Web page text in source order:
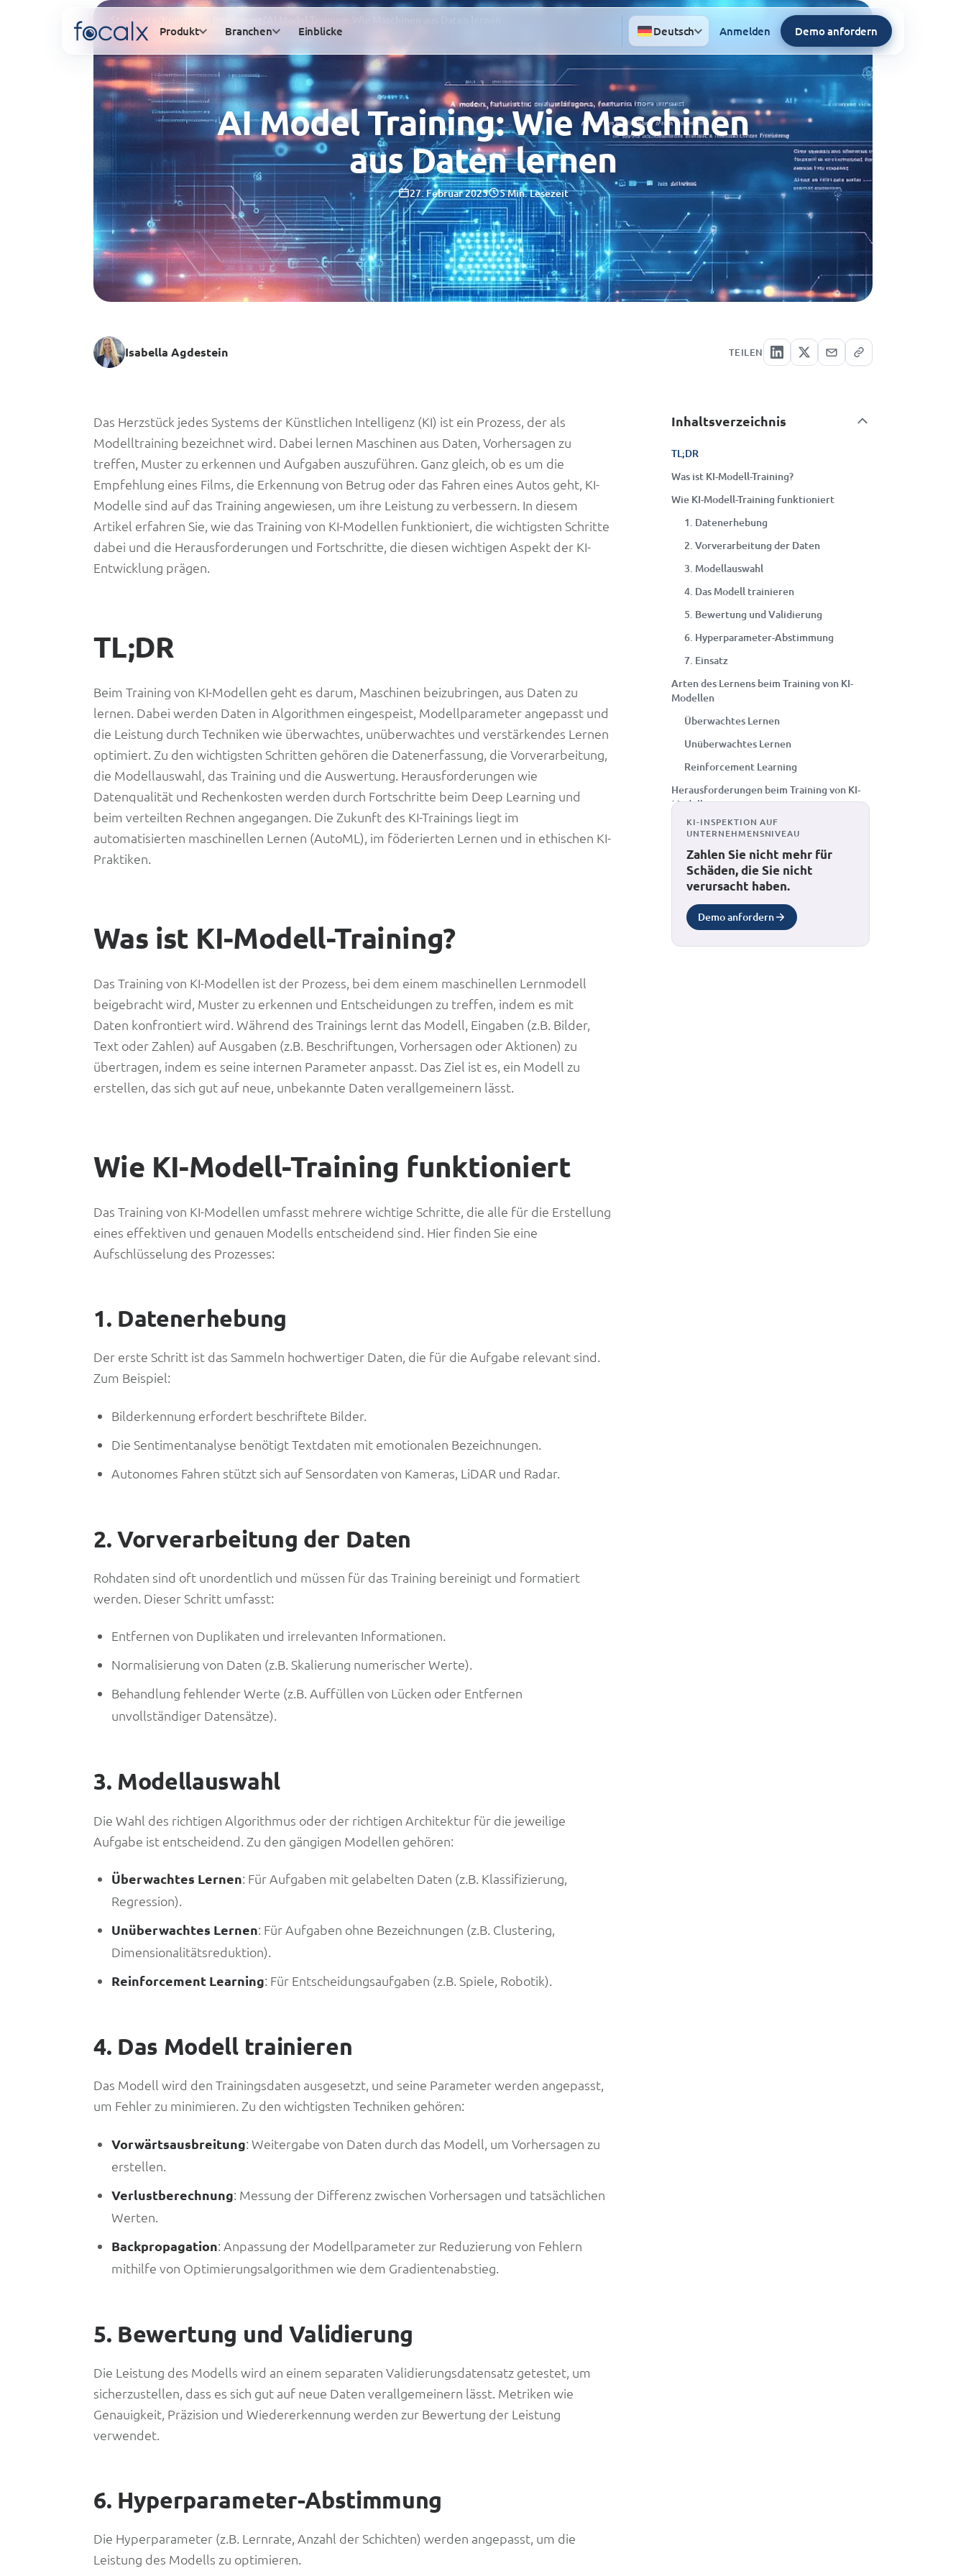
Produkt Branchen Einblicke Deutsch Anmelden Demo anfordern
Startseite
AI Model Training: Wie Maschinen
aus Daten lernen
27. Februar 2025 5 Min. Lesezeit
Isabella Agdestein TEILEN
AI
Model
Training:
Wie
Maschinen
Daten
lernen
Das Herzstück jedes Systems der Künstlichen Intelligenz (KI) ist ein Prozess, der als
Modelltraining bezeichnet wird. Dabei lernen Maschinen aus Daten, Vorhersagen zu
treffen, Muster zu erkennen und Aufgaben auszuführen. Ganz gleich, ob es um die
Empfehlung eines Films, die Erkennung von Betrug oder das Fahren eines Autos geht, KI-
Modelle sind auf das Training angewiesen, um ihre Leistung zu verbessern. In diesem
Artikel erfahren Sie, wie das Training von KI-Modellen funktioniert, die wichtigsten Schritte
dabei und die Herausforderungen und Fortschritte, die diesen wichtigen Aspekt der KI-
Entwicklung prägen.
TL;DR
Beim Training von KI-Modellen geht es darum, Maschinen beizubringen, aus Daten zu
lernen. Dabei werden Daten in Algorithmen eingespeist, Modellparameter angepasst und
die Leistung durch Techniken wie überwachtes, unüberwachtes und verstärkendes Lernen
optimiert. Zu den wichtigsten Schritten gehören die Datenerfassung, die Vorverarbeitung,
die Modellauswahl, das Training und die Auswertung. Herausforderungen wie
Datenqualität und Rechenkosten werden durch Fortschritte beim Deep Learning und
beim verteilten Rechnen angegangen. Die Zukunft des KI-Trainings liegt im
automatisierten maschinellen Lernen (AutoML), im föderierten Lernen und in ethischen KI-
Praktiken.
Was ist KI-Modell-Training?
Das Training von KI-Modellen ist der Prozess, bei dem einem maschinellen Lernmodell
beigebracht wird, Muster zu erkennen und Entscheidungen zu treffen, indem es mit
Daten konfrontiert wird. Während des Trainings lernt das Modell, Eingaben (z.B. Bilder,
Text oder Zahlen) auf Ausgaben (z.B. Beschriftungen, Vorhersagen oder Aktionen) zu
übertragen, indem es seine internen Parameter anpasst. Das Ziel ist es, ein Modell zu
erstellen, das sich gut auf neue, unbekannte Daten verallgemeinern lässt.
Wie KI-Modell-Training funktioniert
Das Training von KI-Modellen umfasst mehrere wichtige Schritte, die alle für die Erstellung
eines effektiven und genauen Modells entscheidend sind. Hier finden Sie eine
Aufschlüsselung des Prozesses:
1. Datenerhebung
Der erste Schritt ist das Sammeln hochwertiger Daten, die für die Aufgabe relevant sind.
Zum Beispiel:
Bilderkennung erfordert beschriftete Bilder.
Die Sentimentanalyse benötigt Textdaten mit emotionalen Bezeichnungen.
Autonomes Fahren stützt sich auf Sensordaten von Kameras, LiDAR und Radar.
2. Vorverarbeitung der Daten
Rohdaten sind oft unordentlich und müssen für das Training bereinigt und formatiert
werden. Dieser Schritt umfasst:
Entfernen von Duplikaten und irrelevanten Informationen.
Normalisierung von Daten (z.B. Skalierung numerischer Werte).
Behandlung fehlender Werte (z.B. Auffüllen von Lücken oder Entfernen
unvollständiger Datensätze).
3. Modellauswahl
Die Wahl des richtigen Algorithmus oder der richtigen Architektur für die jeweilige
Aufgabe ist entscheidend. Zu den gängigen Modellen gehören:
Überwachtes Lernen: Für Aufgaben mit gelabelten Daten (z.B. Klassifizierung,
Regression).
Unüberwachtes Lernen: Für Aufgaben ohne Bezeichnungen (z.B. Clustering,
Dimensionalitätsreduktion).
Reinforcement Learning: Für Entscheidungsaufgaben (z.B. Spiele, Robotik).
4. Das Modell trainieren
Das Modell wird den Trainingsdaten ausgesetzt, und seine Parameter werden angepasst,
um Fehler zu minimieren. Zu den wichtigsten Techniken gehören:
Vorwärtsausbreitung: Weitergabe von Daten durch das Modell, um Vorhersagen zu
erstellen.
Verlustberechnung: Messung der Differenz zwischen Vorhersagen und tatsächlichen
Werten.
Backpropagation: Anpassung der Modellparameter zur Reduzierung von Fehlern
mithilfe von Optimierungsalgorithmen wie dem Gradientenabstieg.
5. Bewertung und Validierung
Die Leistung des Modells wird an einem separaten Validierungsdatensatz getestet, um
sicherzustellen, dass es sich gut auf neue Daten verallgemeinern lässt. Metriken wie
Genauigkeit, Präzision und Wiedererkennung werden zur Bewertung der Leistung
verwendet.
6. Hyperparameter-Abstimmung
Die Hyperparameter (z.B. Lernrate, Anzahl der Schichten) werden angepasst, um die
Leistung des Modells zu optimieren.
Inhaltsverzeichnis
TL;DR
Was ist KI-Modell-Training?
Wie KI-Modell-Training funktioniert
1. Datenerhebung
2. Vorverarbeitung der Daten
3. Modellauswahl
4. Das Modell trainieren
5. Bewertung und Validierung
6. Hyperparameter-Abstimmung
7. Einsatz
Arten des Lernens beim Training von KI-
Modellen
Überwachtes Lernen
Unüberwachtes Lernen
Reinforcement Learning
Herausforderungen beim Training von KI-
Modellen
Datenqualität
Rechnerische Kosten
Overfitting
Skalierbarkeit
Die Zukunft der KI-Modellschulung
KI-INSPEKTION AUF
UNTERNEHMENSNIVEAU
Zahlen Sie nicht mehr für
Schäden, die Sie nicht
verursacht haben.
Demo anfordern